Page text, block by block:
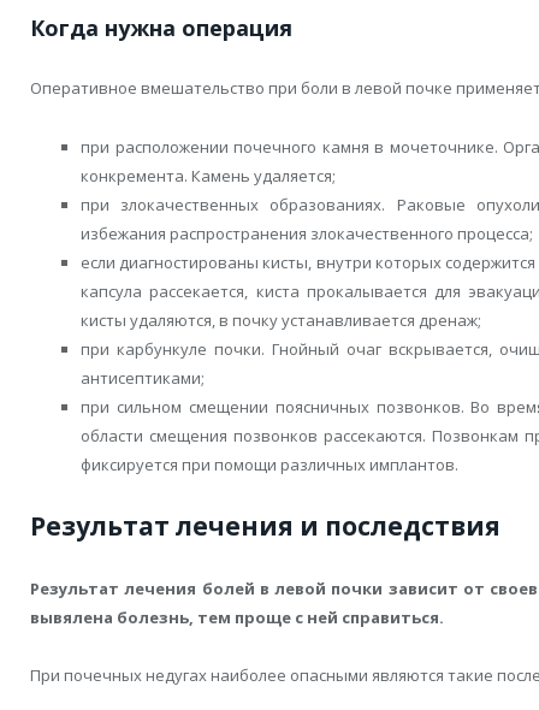
Когда нужна операция
Оперативное вмешательство при боли в левой почке
при расположении почечного камня в мочеточнике.
конкремента. Камень удаляется;
при злокачественных образованиях. Раковые
избежания распространения злокачественного процесса;
если диагностированы кисты, внутри которых
капсула рассекается, киста прокалывается для
кисты удаляются, в почку устанавливается дренаж;
при карбункуле почки. Гнойный очаг вскрывается,
антисептиками;
при сильном смещении поясничных позвонков. Во
области смещения позвонков рассекаются. Позвонкам
фиксируется при помощи различных имплантов.
Результат лечения и последствия
Результат лечения болей в левой почки зависит от
вывялена болезнь, тем проще с ней справиться.
При почечных недугах наиболее опасными являются такие